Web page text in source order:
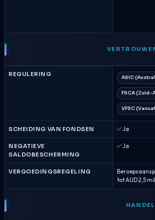
REGULERING ASIC
FSCA (Zuid-
VFSC
SCHEIDING VAN FONDSEN ✅ Ja
NEGATIEVE
SALDOBESCHERMING
✅ Ja
VERGOEDINGSREGELING
tot AUD 2,5